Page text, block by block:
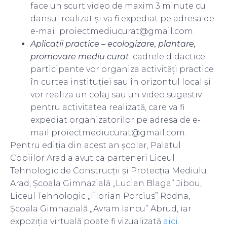
face un scurt video de maxim 3 minute cu
dansul realizat și va fi expediat pe adresa de
e-mail proiectmediucurat@gmail.com.
Aplicații practice – ecologizare, plantare,
promovare mediu curat: cadrele didactice
participante vor organiza activități practice
în curtea instituției sau în orizontul local și
vor realiza un colaj sau un video sugestiv
pentru activitatea realizată, care va fi
expediat organizatorilor pe adresa de e-
mail proiectmediucurat@gmail.com.
Pentru ediția din acest an școlar, Palatul
Copiilor Arad a avut ca parteneri Liceul
Tehnologic de Construcții și Protecția Mediului
Arad, Școala Gimnazială ,,Lucian Blaga” Jibou,
Liceul Tehnologic „Florian Porcius” Rodna,
Școala Gimnazială „Avram Iancu” Abrud, iar
expoziția virtuală poate fi vizualizată aici.